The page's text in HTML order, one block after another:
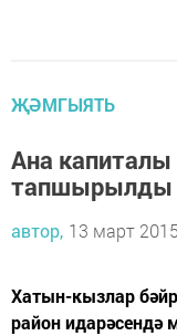
ҖӘМГЫЯТЬ
Ана
тапшырылды
автор, 13 март
Хатын-кызлар
район идарәсендә